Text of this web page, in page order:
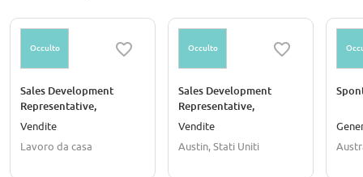
Occulto
Sales Development
Representative,
Commercial
Vendite
Lavoro da casa
Occulto
Sales Development
Representative,
Commercial
Vendite
Austin, Stati Uniti